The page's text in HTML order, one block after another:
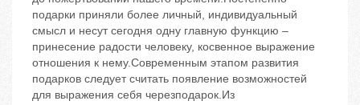
подарки приняли более личный, индивидуальный
смысл и несут сегодня одну главную функцию –
принесение радости человеку, косвенное выражение
отношения к нему.Современным этапом развития
подарков следует считать появление возможностей
для выражения себя черезподарок.Из